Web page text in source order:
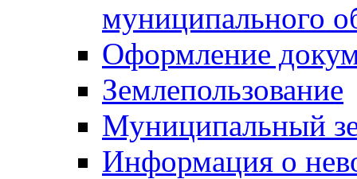
муниципального
Оформление
Землепользование
Муниципальный
Информация о